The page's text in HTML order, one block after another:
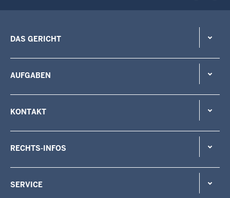
DAS GERICHT
AUFGABEN
KONTAKT
RECHTS-INFOS
SERVICE